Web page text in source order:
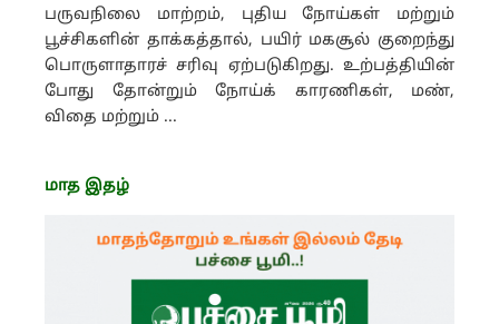
பருவநிலை மாற்றம், புதிய நோய்கள் மற்றும்
பூச்சிகளின் தாக்கத்தால், பயிர் மகசூல் குறைந்து
பொருளாதாரச் சரிவு ஏற்படுகிறது. உற்பத்தியின்
போது தோன்றும் நோய்க் காரணிகள், மண்,
விதை மற்றும் ...
மாத இதழ்